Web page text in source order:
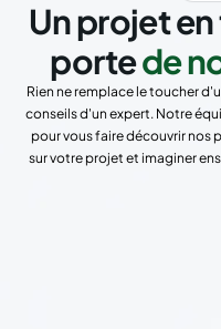
Un projet en
portede
Rien ne remplace le toucher
conseils d'un expert. Notre
pour vous faire découvrir nos
sur votre projet et imaginer